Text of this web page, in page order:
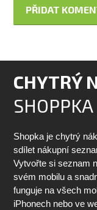
CHYTRÝ
SHOPPKA
Shopka je chytrý
sdílet nákupní
Vytvořte si seznam
svém mobilu a
funguje na všech
iPhonech nebo ve